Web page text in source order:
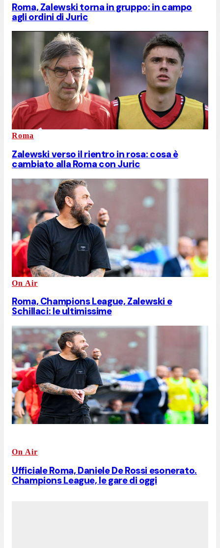
Roma, Zalewski torna in gruppo: in campo
agli ordini di Juric
Roma
Zalewski verso il rientro in rosa: cosa è
cambiato alla Roma con Juric
On Air
Roma, Champions League, Zalewski e
Schillaci: le ultimissime
On Air
Ufficiale Roma, Daniele De Rossi esonerato.
Champions League, le gare di oggi